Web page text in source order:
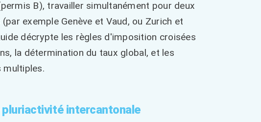
B), travailler simultanément pour deux
exemple Genève et Vaud, ou Zurich et
décrypte les règles d'imposition croisées
la détermination du taux global, et les
multiples.
pluriactivité intercantonale